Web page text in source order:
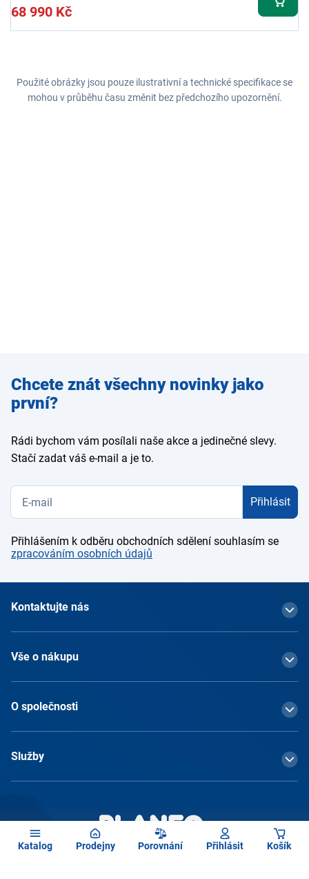
Katalog Prodejny Porovnání Přihlásit Košík
68 990 Kč
Použité obrázky jsou pouze ilustrativní a technické specifikace se
mohou v průběhu času změnit bez předchozího upozornění.
Zadejte
e-mail
Chcete znát všechny novinky jako
první?
Rádi bychom vám posílali naše akce a jedinečné slevy.
Stačí zadat váš e-mail a je to.
Přihlásit
Přihlášením k odběru obchodních sdělení souhlasím se
zpracováním osobních údajů
Kontaktujte nás
Vše o nákupu
O společnosti
Služby